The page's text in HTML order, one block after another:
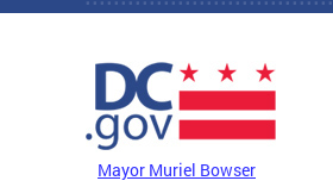
Skip to main content
Mayor Muriel Bowser